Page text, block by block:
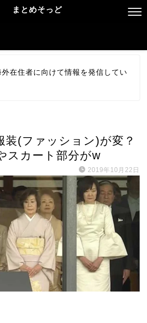
まとめそっど
在住者に向けて情報を発信してい
装(ファッション)が変？
スカート部分がw
2019年10月22日